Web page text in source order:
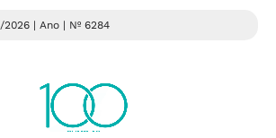
| Ano | Nº 6284